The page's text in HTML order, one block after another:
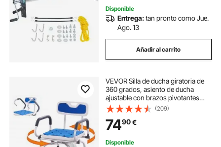
Disponible
Entrega:tan pronto como Jue.
Ago. 13
Añadir al carrito
VEVOR Silla de ducha giratoria de
360 ​​grados, asiento de ducha
ajustable con brazos pivotantes
para duchas o bañeras interiores,
silla de ducha giratoria
antideslizante para personas
mayores discapacitadas
lesionadas, capacidad de 400 libras
(209)
7490€
Disponible